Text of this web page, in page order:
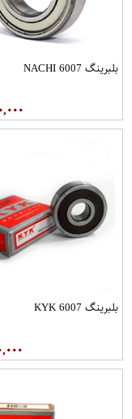
بلبرینگ 6007 NACHI
بلبرینگ 6007 KYK